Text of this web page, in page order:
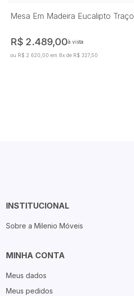
Mesa Em Madeira Eucalipto Traço
R$ 2.489,00à vista
ou R$ 2.620,00 em 8x de R$ 327,50
INSTITUCIONAL
Sobre a Milenio Móveis
MINHA CONTA
Meus dados
Meus pedidos